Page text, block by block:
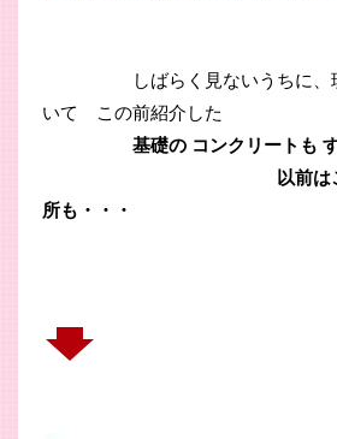
しばらく見ないうちに、
いて この前紹介した
基礎の コンクリートも
以前はこんな様
所も・・・
しだいに